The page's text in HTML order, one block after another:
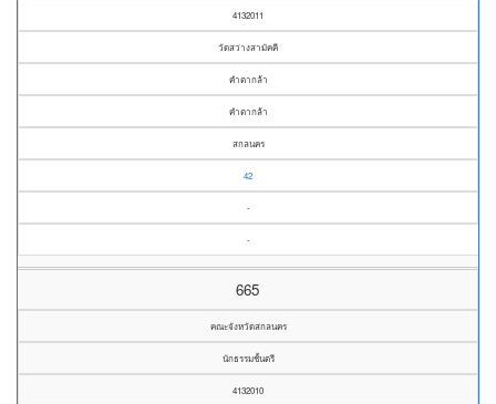
4132011
วัดสว่างสามัคคี
คำตากล้า
คำตากล้า
สกลนคร
42
-
-
665
คณะจังหวัดสกลนคร
นักธรรมชั้นตรี
4132010